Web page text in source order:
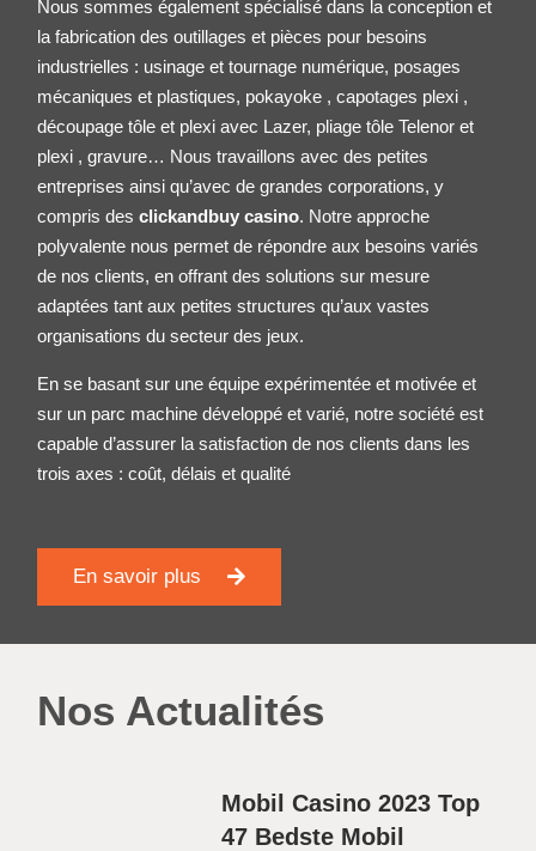
Nous sommes également spécialisé dans la conception et
la fabrication des outillages et pièces pour besoins
industrielles : usinage et tournage numérique, posages
mécaniques et plastiques, pokayoke , capotages plexi ,
découpage tôle et plexi avec Lazer, pliage tôleTelenor et
plexi , gravure… Nous travaillons avec des petites
entreprises ainsi qu’avec de grandes corporations, y
compris desclickandbuy casino. Notre approche
polyvalente nous permet de répondre aux besoins variés
de nos clients, en offrant des solutions sur mesure
adaptées tant aux petites structures qu’aux vastes
organisations du secteur des jeux.
En se basant sur une équipe expérimentée et motivée et
sur un parc machine développé et varié, notre société est
capable d’assurer la satisfaction de nos clients dans les
trois axes : coût, délais et qualité
En savoir plus
Nos Actualités
Mobil Casino 2023 Top
47 Bedste Mobil